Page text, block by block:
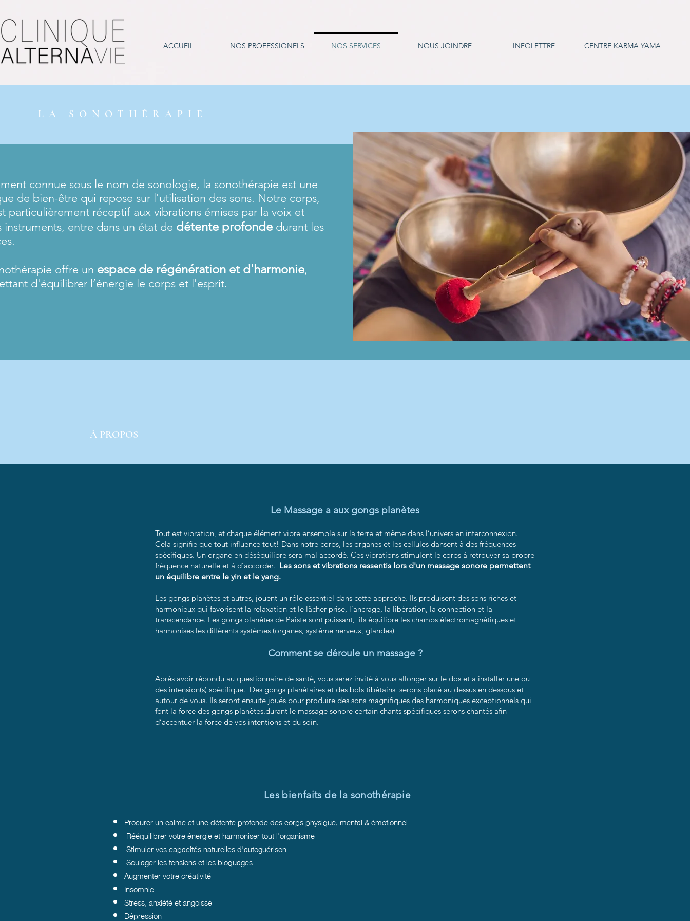
ACCUEIL NOS PROFESSIONELS NOS SERVICES NOUS JOINDRE INFOLETTRE CENTRE KARMA YAMA
LA SONOTHÉRAPIE
connue sous le nom de sonologie, la sonothérapie est une
de bien-être qui repose sur l'utilisation des sons. Notre corps,
particulièrement réceptif aux vibrations émises par la voix et
instruments, entre dans un état de détente profonde durant les
offre un espace de régénération et d'harmonie,
d'équilibrer l’énergie le corps et l'esprit.
À PROPOS
Le Massage a aux gongs planètes
Tout est vibration, et chaque élément vibre ensemble sur la terre et même dans l’univers en interconnexion.
Cela signifie que tout influence tout! Dans notre corps, les organes et les cellules dansent à des fréquences
spécifiques. Un organe en déséquilibre sera mal accordé. Ces vibrations stimulent le corps à retrouver sa propre
fréquence naturelle et à d’accorder. Les sons et vibrations ressentis lors d'un massage sonore permettent
un équilibre entre le yin et le yang.
​Les gongs planètes et autres, jouent un rôle essentiel dans cette approche. Ils produisent des sons riches et
harmonieux qui favorisent la relaxation et le lâcher-prise, l’ancrage, la libération, la connection et la
transcendance. Les gongs planètes de Paiste sont puissant, ils équilibre les champs électromagnétiques et
harmonises les différents systèmes (organes, système nerveux, glandes)
Comment se déroule un massage ?
Après avoir répondu au questionnaire de santé, vous serez invité à vous allonger sur le dos et a installer une ou
des intension(s) spécifique. Des gongs planétaires et des bols tibétains serons placé au dessus en dessous et
autour de vous. Ils seront ensuite joués pour produire des sons magnifiques des harmoniques exceptionnels qui
font la force des gongs planètes.durant le massage sonore certain chants spécifiques serons chantés afin
d’accentuer la force de vos intentions et du soin.
Les bienfaits de la sonothérapie
Procurer un calme et une détente profonde des corps physique, mental & émotionnel
Rééquilibrer votre énergie et harmoniser tout l'organisme
Stimuler vos capacités naturelles d'autoguérison
Soulager les tensions et les bloquages
Augmenter votre créativité
Insomnie
Stress, anxiété et angoisse
Dépression